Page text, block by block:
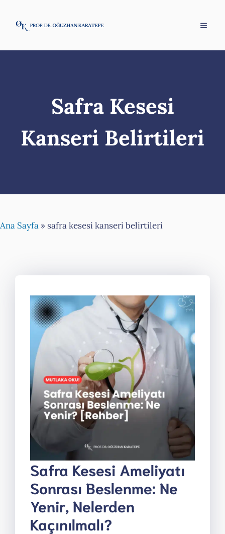
Menü
Safra Kesesi
Kanseri Belirtileri
Ana Sayfa » safra kesesi kanseri belirtileri
Safra Kesesi Ameliyatı
Sonrası Beslenme: Ne
Yenir, Nelerden
Kaçınılmalı?